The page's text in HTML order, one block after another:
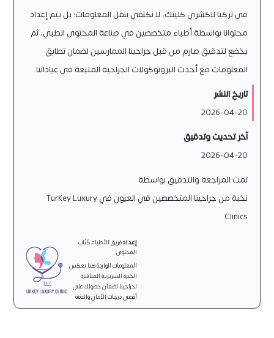
في تركيا لاكشري كلينك، لا نكتفي بنقل المعلومات؛ بل يتم إعداد
محتوانا بواسطة أطباء متخصصين في صناعة المحتوى الطبي، ثم
يخضع لتدقيق صارم من قبل جراحينا الممارسين لضمان تطابق
المعلومات مع أحدث البروتوكولات الجراحية المتبعة في عياداتنا.
تاريخ النشر
2026-04-20
آخر تحديث وتدقيق
2026-04-20
تمت المراجعة والتدقيق بواسطة
نخبة من جراحينا المتخصصين في العيون في Turkey Luxury
Clinics
إعدادفريق الأطباء كُتّاب
المحتوى.
المعلومات الواردة هنا تعكس
الخبرة السريرية المباشرة
لجراحينا لضمان حصولك على
أقصى درجات الأمان والدقة